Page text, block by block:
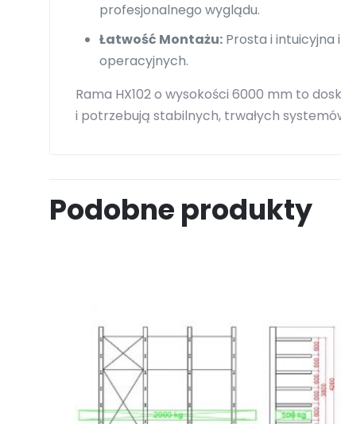
profesjonalnego wyglądu.
Łatwość Montażu:Prosta i intuicyjna
operacyjnych.
Rama HX102 o wysokości 6000 mm to
i potrzebują stabilnych, trwałych
Podobne produkty